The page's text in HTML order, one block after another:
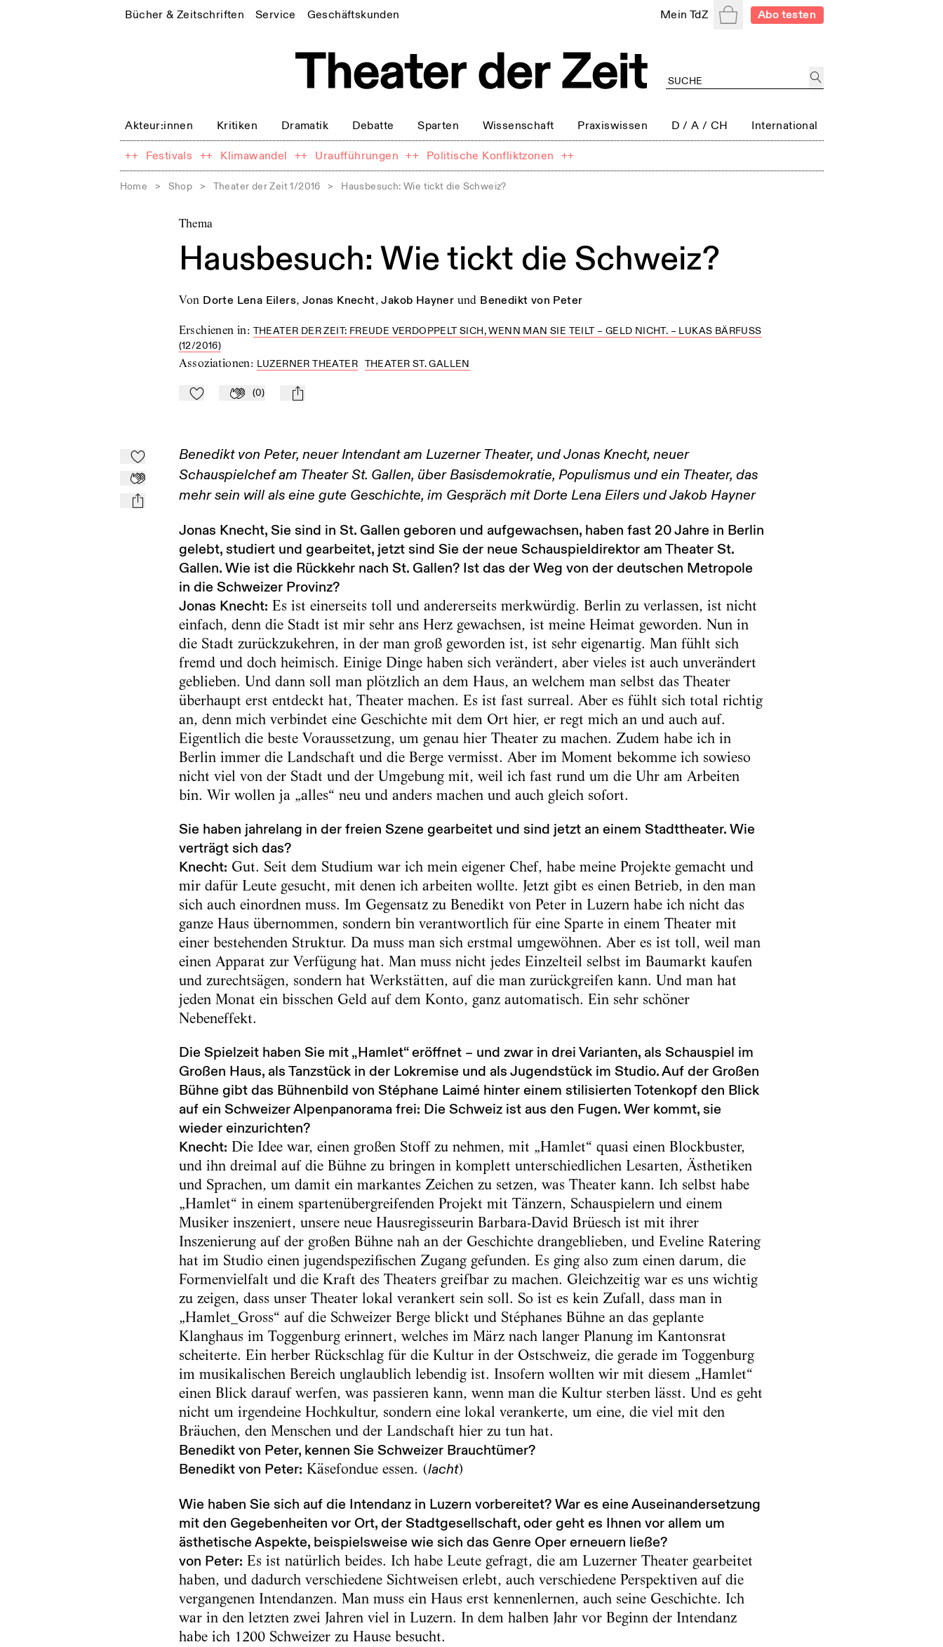
Bücher & Zeitschriften Service Geschäftskunden Mein TdZ WarenkorbAbo testen
Akteur:innen Kritiken Dramatik Debatte Sparten Wissenschaft Praxiswissen D / A / CH International
++ Festivals ++ Klimawandel ++ Uraufführungen ++ Politische Konfliktzonen ++
Home > Shop > Theater der Zeit 1/2016 > Hausbesuch: Wie tickt die Schweiz?
Thema
Hausbesuch: Wie tickt die Schweiz?
von Dorte Lena Eilers, Jonas Knecht,Jakob Hayner und Benedikt von Peter
Erschienen in: THEATER DER ZEIT: FREUDE VERDOPPELT SICH, WENN MAN SIE TEILT – GELD NICHT. – LUKAS BÄRFUSS
(12/2016)
Assoziationen: LUZERNER THEATER THEATER ST. GALLEN
Zu Mein-TdZ hinzufügen
Applaudieren
(0) mail
Zu Mein-TdZ hinzufügen
Applaudieren
mail
Benedikt von Peter, neuer Intendant am Luzerner Theater, und Jonas Knecht, neuer
Schauspielchef am Theater St. Gallen, über Basisdemokratie, Populismus und ein Theater, das
mehr sein will als eine gute Geschichte, im Gespräch mit Dorte Lena Eilers und Jakob Hayner
Jonas Knecht, Sie sind in St. Gallen geboren und aufgewachsen, haben fast 20 Jahre in Berlin
gelebt, studiert und gearbeitet, jetzt sind Sie der neue Schauspieldirektor am Theater St.
Gallen. Wie ist die Rückkehr nach St. Gallen? Ist das der Weg von der deutschen Metropole
in die Schweizer Provinz?
Jonas Knecht: Es ist einerseits toll und andererseits merkwürdig. Berlin zu verlassen, ist nicht
einfach, denn die Stadt ist mir sehr ans Herz gewachsen, ist meine Heimat geworden. Nun in
die Stadt zurückzukehren, in der man groß geworden ist, ist sehr eigenartig. Man fühlt sich
fremd und doch heimisch. Einige Dinge haben sich verändert, aber vieles ist auch unverändert
geblieben. Und dann soll man plötzlich an dem Haus, an welchem man selbst das Theater
überhaupt erst entdeckt hat, Theater machen. Es ist fast surreal. Aber es fühlt sich total richtig
an, denn mich verbindet eine Geschichte mit dem Ort hier, er regt mich an und auch auf.
Eigentlich die beste Voraussetzung, um genau hier Theater zu machen. Zudem habe ich in
Berlin immer die Landschaft und die Berge vermisst. Aber im Moment bekomme ich sowieso
nicht viel von der Stadt und der Umgebung mit, weil ich fast rund um die Uhr am Arbeiten
bin. Wir wollen ja „alles“ neu und anders machen und auch gleich sofort.
Sie haben jahrelang in der freien Szene gearbeitet und sind jetzt an einem Stadttheater. Wie
verträgt sich das?
Knecht: Gut. Seit dem Studium war ich mein eigener Chef, habe meine Projekte gemacht und
mir dafür Leute gesucht, mit denen ich arbeiten wollte. Jetzt gibt es einen Betrieb, in den man
sich auch einordnen muss. Im Gegensatz zu Benedikt von Peter in Luzern habe ich nicht das
ganze Haus übernommen, sondern bin verantwortlich für eine Sparte in einem Theater mit
einer bestehenden Struktur. Da muss man sich erstmal umgewöhnen. Aber es ist toll, weil man
einen Apparat zur Verfügung hat. Man muss nicht jedes Einzelteil selbst im Baumarkt kaufen
und zurechtsägen, sondern hat Werkstätten, auf die man zurückgreifen kann. Und man hat
jeden Monat ein bisschen Geld auf dem Konto, ganz automatisch. Ein sehr schöner
Nebeneffekt.
Die Spielzeit haben Sie mit „Hamlet“ eröffnet – und zwar in drei Varianten, als Schauspiel im
Großen Haus, als Tanzstück in der Lokremise und als Jugendstück im Studio. Auf der Großen
Bühne gibt das Bühnenbild von Stéphane Laimé hinter einem stilisierten Totenkopf den Blick
auf ein Schweizer Alpenpanorama frei: Die Schweiz ist aus den Fugen. Wer kommt, sie
wieder einzurichten?
Knecht: Die Idee war, einen großen Stoff zu nehmen, mit „Hamlet“ quasi einen Blockbuster,
und ihn dreimal auf die Bühne zu bringen in komplett unterschiedlichen Lesarten, Ästhetiken
und Sprachen, um damit ein markantes Zeichen zu setzen, was Theater kann. Ich selbst habe
„Hamlet“ in einem spartenübergreifenden Projekt mit Tänzern, Schauspielern und einem
Musiker inszeniert, unsere neue Hausregisseurin Barbara-David Brüesch ist mit ihrer
Inszenierung auf der großen Bühne nah an der Geschichte drangeblieben, und Eveline Ratering
hat im Studio einen jugendspezifischen Zugang gefunden. Es ging also zum einen darum, die
Formenvielfalt und die Kraft des Theaters greifbar zu machen. Gleichzeitig war es uns wichtig
zu zeigen, dass unser Theater lokal verankert sein soll. So ist es kein Zufall, dass man in
„Hamlet_Gross“ auf die Schweizer Berge blickt und Stéphanes Bühne an das geplante
Klanghaus im Toggenburg erinnert, welches im März nach langer Planung im Kantonsrat
scheiterte. Ein herber Rückschlag für die Kultur in der Ostschweiz, die gerade im Toggenburg
im musikalischen Bereich unglaublich lebendig ist. Insofern wollten wir mit diesem „Hamlet“
einen Blick darauf werfen, was passieren kann, wenn man die Kultur sterben lässt. Und es geht
nicht um irgendeine Hochkultur, sondern eine lokal verankerte, um eine, die viel mit den
Bräuchen, den Menschen und der Landschaft hier zu tun hat.
Benedikt von Peter, kennen Sie Schweizer Brauchtümer?
Benedikt von Peter: Käsefondue essen. (lacht)
Wie haben Sie sich auf die Intendanz in Luzern vorbereitet? War es eine Auseinandersetzung
mit den Gegebenheiten vor Ort, der Stadtgesellschaft, oder geht es Ihnen vor allem um
ästhetische Aspekte, beispielsweise wie sich das Genre Oper erneuern ließe?
von Peter: Es ist natürlich beides. Ich habe Leute gefragt, die am Luzerner Theater gearbeitet
haben, und dadurch verschiedene Sichtweisen erlebt, auch verschiedene Perspektiven auf die
vergangenen Intendanzen. Man muss ein Haus erst kennenlernen, auch seine Geschichte. Ich
war in den letzten zwei Jahren viel in Luzern. In dem halben Jahr vor Beginn der Intendanz
habe ich 1200 Schweizer zu Hause besucht.